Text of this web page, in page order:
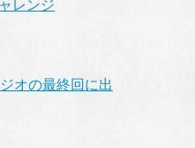
レンジ
オの最終回に出